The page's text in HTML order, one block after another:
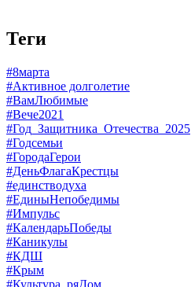
Теги
#8марта
#Активное долголетие
#ВамЛюбимые
#Вече2021
#Год_Защитника_Отечества_2025
#Годсемьи
#ГородаГерои
#ДеньФлагаКрестцы
#единстводуха
#ЕдиныНепобедимы
#Импульс
#КалендарьПобеды
#Каникулы
#КДШ
#Крым
#Культура_ряДом